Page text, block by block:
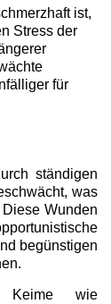
ist,
Stress der
für
ständigen
was
Wunden
begünstigen
Keime wie